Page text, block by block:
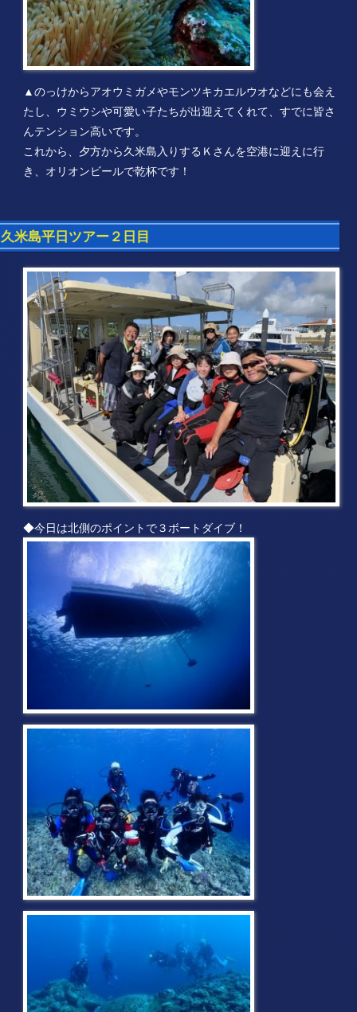
▲のっけからアオウミガメやモンツキカエルウオなどにも会え
たし、ウミウシや可愛い子たちが出迎えてくれて、すでに皆さ
んテンション高いです。
これから、夕方から久米島入りするＫさんを空港に迎えに行
き、オリオンビールで乾杯です！
島平日ツアー２日目
◆今日は北側のポイントで３ボートダイブ！